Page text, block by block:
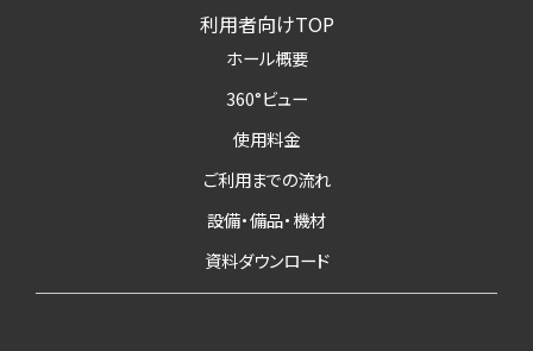
利用者向けTOP
ホール概要
360°ビュー
使用料金
ご利用までの流れ
設備・備品・機材
資料ダウンロード